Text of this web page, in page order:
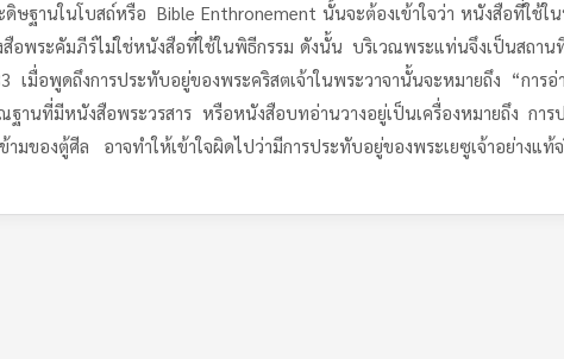
ดิษฐานในโบสถ์หรือ Bible Enthronement นั้นจะต้องเข้าใจว่า หนังสือที่ใ
อพระคัมภีร์ไม่ใช่หนังสือที่ใช้ในพิธีกรรม ดังนั้น บริเวณพระแท่นจึงเป็นสถา
มื่อพูดถึงการประทับอยู่ของพระคริสตเจ้าในพระวาจานั้นจะหมายถึง “กา
นที่มีหนังสือพระวรสาร หรือหนังสือบทอ่านวางอยู่เป็นเครื่องหมายถึง การ
มของตู้ศีล อาจทำให้เข้าใจผิดไปว่ามีการประทับอยู่ของพระเยซูเจ้าอย่างแท้